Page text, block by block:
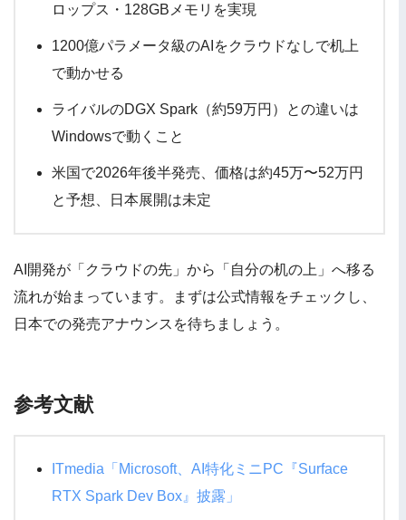
ロップス・128GBメモリを実現
1200億パラメータ級のAIをクラウドなしで机上
で動かせる
ライバルのDGX Spark（約59万円）との違いは
Windowsで動くこと
米国で2026年後半発売、価格は約45万〜52万円
と予想、日本展開は未定
AI開発が「クラウドの先」から「自分の机の上」へ移る
流れが始まっています。まずは公式情報をチェックし、
日本での発売アナウンスを待ちましょう。
参考文献
ITmedia「Microsoft、AI特化ミニPC『Surface
RTX Spark Dev Box』披露」